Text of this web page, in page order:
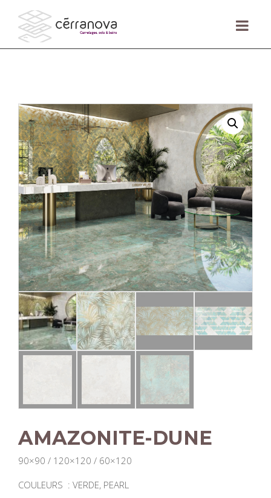
AMAZONITE-DUNE
90×90 / 120×120 / 60×120
COULEURS : VERDE, PEARL